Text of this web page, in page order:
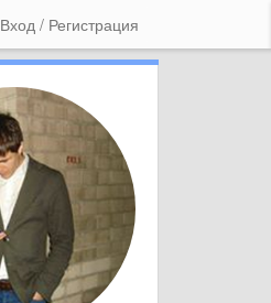
Вход / Регистрация